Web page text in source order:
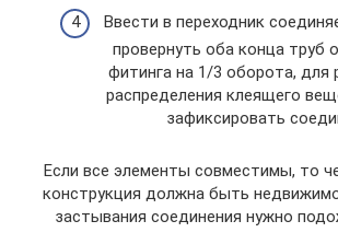
Ввести в переходник
провернуть оба конца труб
фитинга на 1/3 оборота, для
распределения клеящего
зафиксировать
Если все элементы совместимы, то
конструкция должна быть
застывания соединения нужно